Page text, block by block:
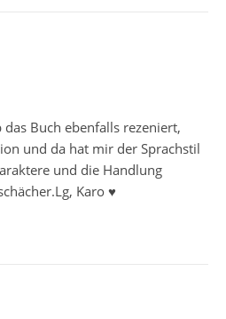
Buch ebenfalls rezeniert,
und da hat mir der Sprachstil
und die Handlung
Karo ♥